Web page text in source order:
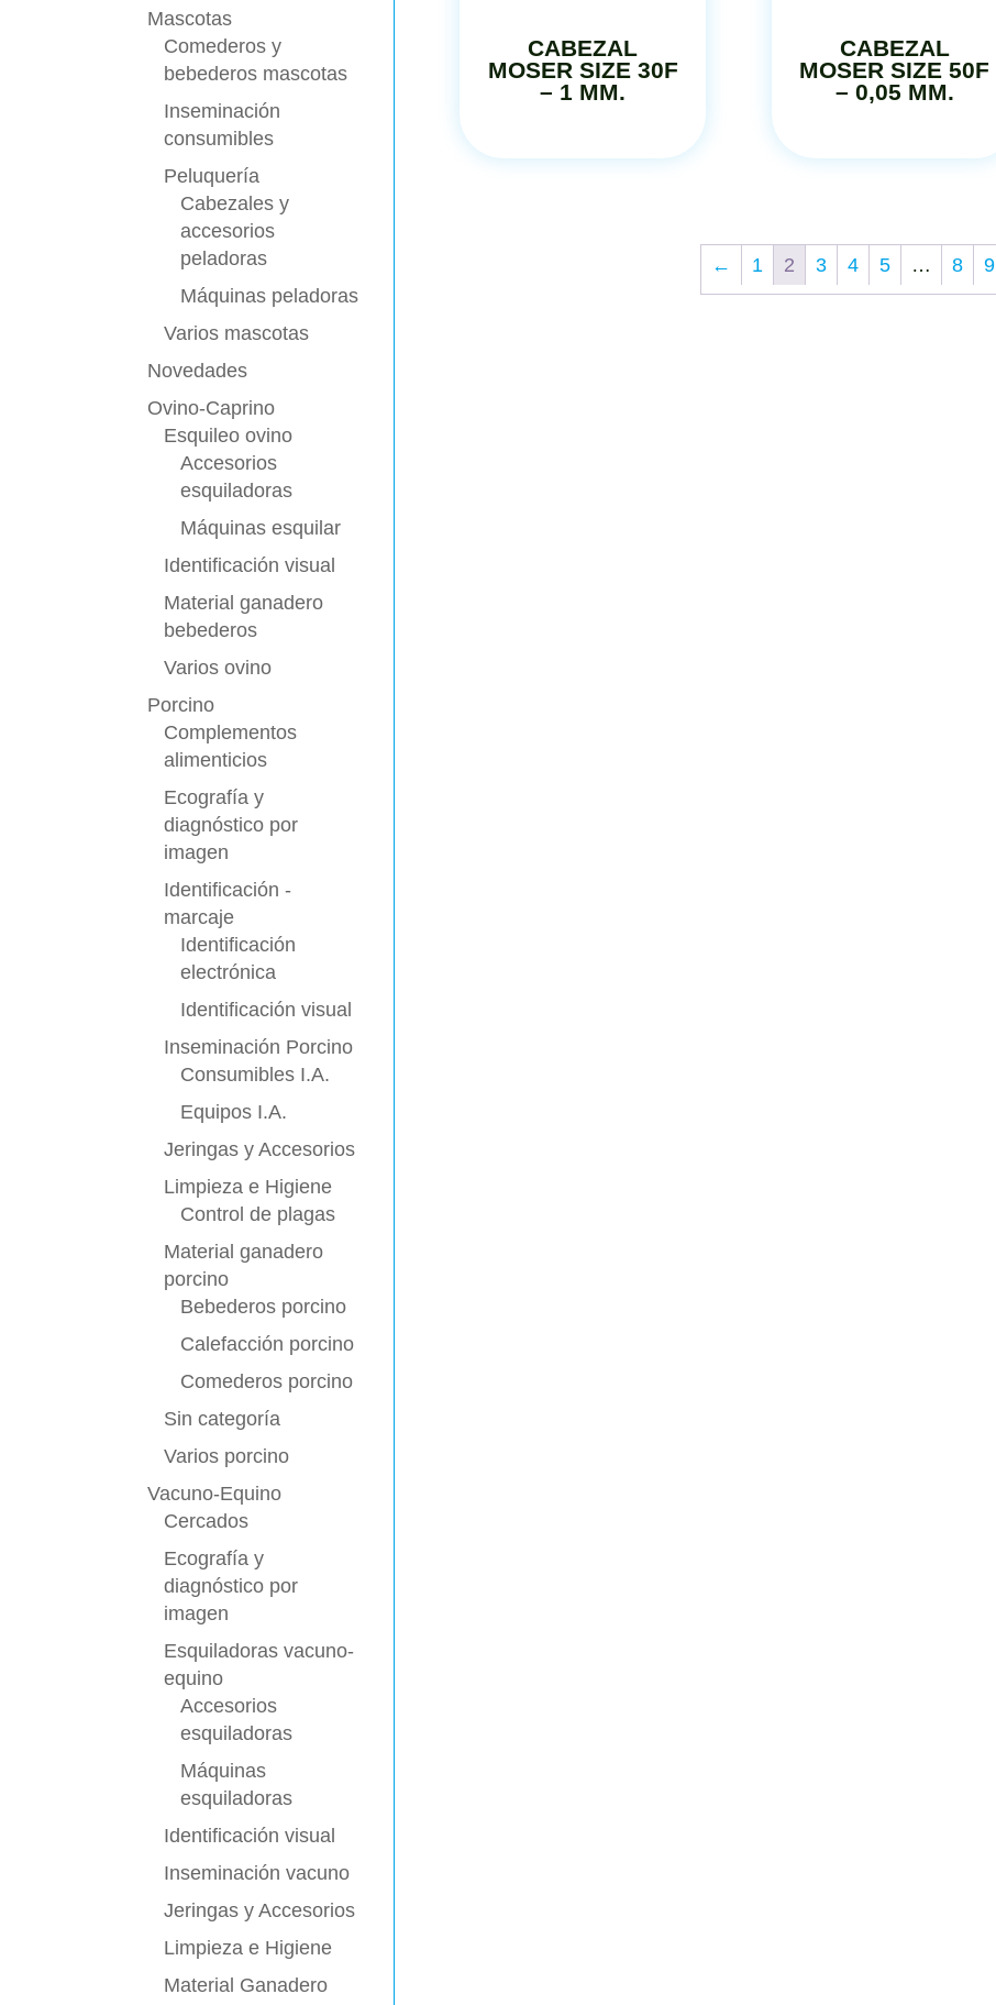
Mascotas
Comederos y
bebederos mascotas
Inseminación
consumibles
Peluquería
Cabezales y
accesorios
peladoras
Máquinas peladoras
Varios mascotas
Novedades
Ovino-Caprino
Esquileo ovino
Accesorios
esquiladoras
Máquinas esquilar
Identificación visual
Material ganadero
bebederos
Varios ovino
Porcino
Complementos
alimenticios
Ecografía y
diagnóstico por
imagen
Identificación -
marcaje
Identificación
electrónica
Identificación visual
Inseminación Porcino
Consumibles I.A.
Equipos I.A.
Jeringas y Accesorios
Limpieza e Higiene
Control de plagas
Material ganadero
porcino
Bebederos porcino
Calefacción porcino
Comederos porcino
Sin categoría
Varios porcino
Vacuno-Equino
Cercados
Ecografía y
diagnóstico por
imagen
Esquiladoras vacuno-
equino
Accesorios
esquiladoras
Máquinas
esquiladoras
Identificación visual
Inseminación vacuno
Jeringas y Accesorios
Limpieza e Higiene
Material Ganadero
CABEZAL
MOSER SIZE 30F
– 1 MM.
CABEZAL
MOSER SIZE 50F
– 0,05 MM.
← 1 2 3 4 5 … 8 9